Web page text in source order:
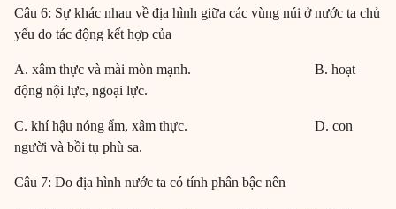
Câu 6: Sự khác nhau về địa hình giữa các vùng núi ở nước ta chủ
yếu do tác động kết hợp của
A. xâm thực và mài mòn mạnh. B. hoạt
động nội lực, ngoại lực.
C. khí hậu nóng ẩm, xâm thực. D. con
người và bồi tụ phù sa.
Câu 7: Do địa hình nước ta có tính phân bậc nên